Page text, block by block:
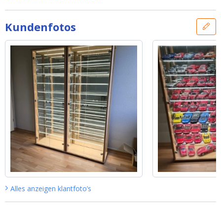
Kundenfotos
Alles anzeigen klantfoto’s